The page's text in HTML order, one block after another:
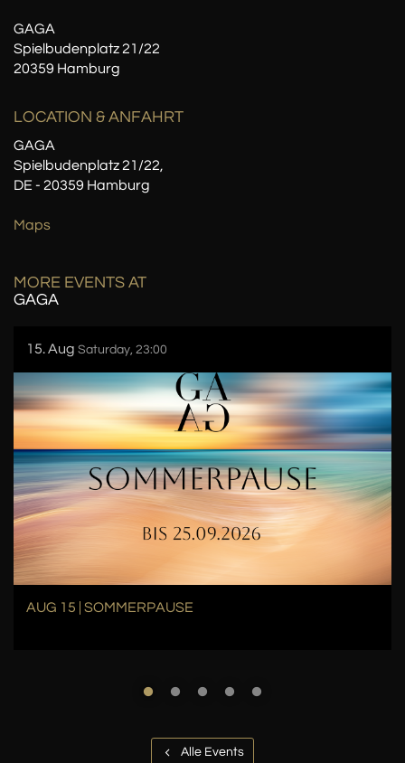
GAGA
Spielbudenplatz 21/22
20359 Hamburg
LOCATION & ANFAHRT
GAGA
Spielbudenplatz 21/22,
DE - 20359 Hamburg
Maps
MORE EVENTS AT
GAGA
15. Aug Saturday, 23:00
AUG 15 | SOMMERPAUSE
Alle Events